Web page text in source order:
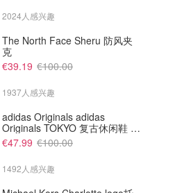
2024人感兴趣
The North Face Sheru 防风夹
克
€39.19 €100.00
1937人感兴趣
adidas Originals adidas
Originals TOKYO 复古休闲鞋 深
棕色
€47.99 €100.00
1492人感兴趣